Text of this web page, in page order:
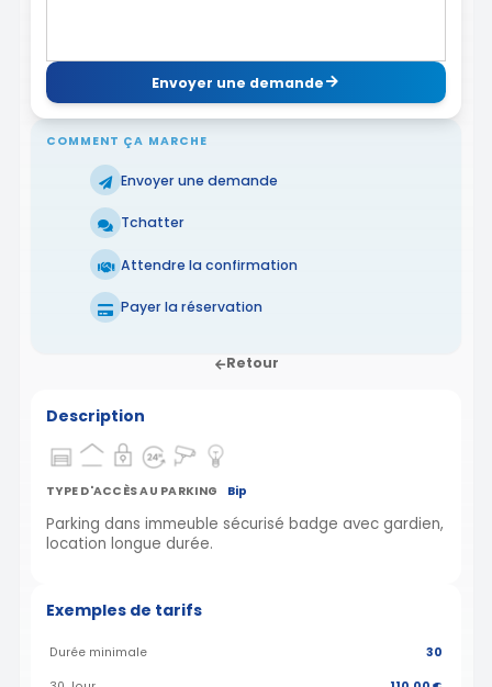
Envoyer une demande
COMMENT ÇA MARCHE
Envoyer une demande
Tchatter
Attendre la confirmation
Payer la réservation
Retour
Description
TYPE D'ACCÈS AU PARKING Bip
Parking dans immeuble sécurisé badge avec gardien,
location longue durée.
Exemples de tarifs
Durée minimale 30